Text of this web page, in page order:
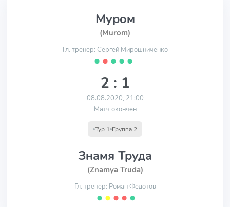
Муром
(Murom)
Гл. тренер: Сергей Мирошниченко
⬤ ⬤ ⬤ ⬤ ⬤
2 : 1
08.08.2020, 21:00
Матч окончен
Тур 1 Группа 2
Знамя Труда
(Znamya Truda)
Гл. тренер: Роман Федотов
⬤ ⬤ ⬤ ⬤ ⬤